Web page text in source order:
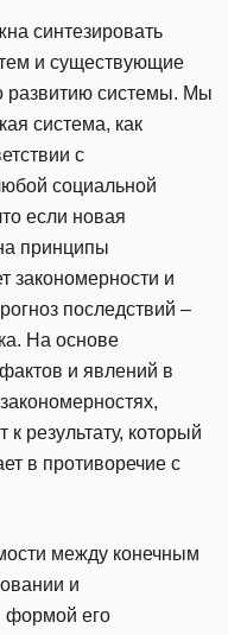
синтезировать
и существующие
развитию системы. Мы
система, как
с
социальной
если новая
принципы
закономерности и
последствий –
На основе
и явлений в
результату, который
в противоречие с
между конечным
и
формой его